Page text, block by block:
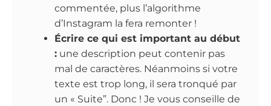
commentée, plus l’algorithme
d’Instagram la fera remonter !
Écrire ce qui est important au début
: une description peut contenir pas
mal de caractères. Néanmoins si votre
texte est trop long, il sera tronqué par
un « Suite”. Donc ! Je vous conseille de